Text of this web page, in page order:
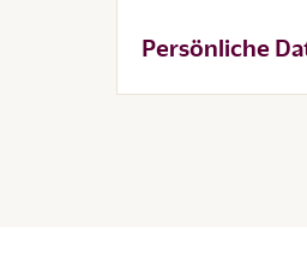
Persönliche